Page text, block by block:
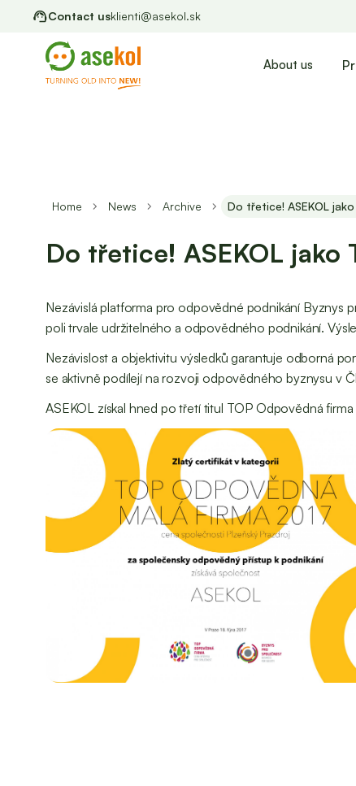
Contact usklienti@asekol.sk
About us
Home News Archive Do třetice! ASEKOL
Do třetice! ASEKOL jako
Nezávislá platforma pro odpovědné podnikání Byznys
poli trvale udržitelného a odpovědného podnikání.
Nezávislost a objektivitu výsledků garantuje odborná
se aktivně podílejí na rozvoji odpovědného byznysu v
ASEKOL získal hned po třetí titul TOP Odpovědná